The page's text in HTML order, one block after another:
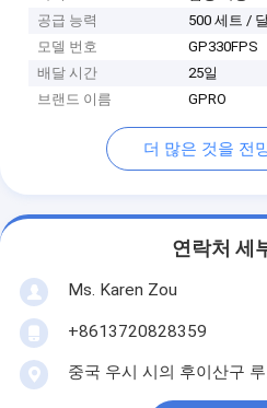
공급 능력
500 세트 /
모델 번호
GP330FPS
배달 시간
25일
브랜드 이름
GPRO
더 많은 것을 전
연락처 세
Ms. Karen Zou
+8613720828359
중국 우시 시의 후이산구